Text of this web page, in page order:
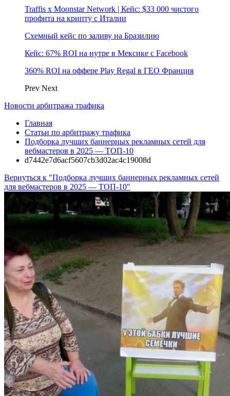
Traffis x Moonstar Network | Кейс: $33 000 чистого
профита на крипту с Италии
Схемный кейс по заливу на Бразилию
Кейс: 67% ROI на нутре в Мексике с Facebook
360% ROI на оффере Play Regal в ГЕО Франция
Prev Next
Новости арбитража трафика
Главная
Статьи по арбитражу трафика
Подборка лучших баннерных рекламных сетей для
вебмастеров в 2025 — ТОП-10
d7442e7d6acf5607cb3d02ac4c19008d
Вернуться к "Подборка лучших баннерных рекламных сетей
для вебмастеров в 2025 — ТОП-10"